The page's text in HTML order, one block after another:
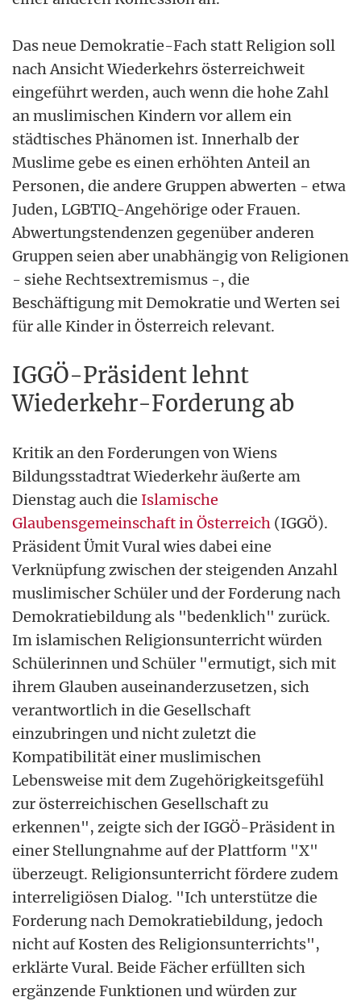
Das neue Demokratie-Fach statt Religion soll
nach Ansicht Wiederkehrs österreichweit
eingeführt werden, auch wenn die hohe Zahl
an muslimischen Kindern vor allem ein
städtisches Phänomen ist. Innerhalb der
Muslime gebe es einen erhöhten Anteil an
Personen, die andere Gruppen abwerten - etwa
Juden, LGBTIQ-Angehörige oder Frauen.
Abwertungstendenzen gegenüber anderen
Gruppen seien aber unabhängig von Religionen
- siehe Rechtsextremismus -, die
Beschäftigung mit Demokratie und Werten sei
für alle Kinder in Österreich relevant.
IGGÖ-Präsident lehnt
Wiederkehr-Forderung ab
Kritik an den Forderungen von Wiens
Bildungsstadtrat Wiederkehr äußerte am
Dienstag auch die Islamische
Glaubensgemeinschaft in Österreich (IGGÖ).
Präsident Ümit Vural wies dabei eine
Verknüpfung zwischen der steigenden Anzahl
muslimischer Schüler und der Forderung nach
Demokratiebildung als "bedenklich" zurück.
Im islamischen Religionsunterricht würden
Schülerinnen und Schüler "ermutigt, sich mit
ihrem Glauben auseinanderzusetzen, sich
verantwortlich in die Gesellschaft
einzubringen und nicht zuletzt die
Kompatibilität einer muslimischen
Lebensweise mit dem Zugehörigkeitsgefühl
zur österreichischen Gesellschaft zu
erkennen", zeigte sich der IGGÖ-Präsident in
einer Stellungnahme auf der Plattform "X"
überzeugt. Religionsunterricht fördere zudem
interreligiösen Dialog. "Ich unterstütze die
Forderung nach Demokratiebildung, jedoch
nicht auf Kosten des Religionsunterrichts",
erklärte Vural. Beide Fächer erfüllten sich
ergänzende Funktionen und würden zur